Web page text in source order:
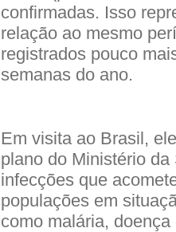
confirmadas. Isso
relação ao mesmo
registrados pouco
semanas do ano.
Em visita ao Brasil,
plano do Ministério
infecções que
populações em
como malária,